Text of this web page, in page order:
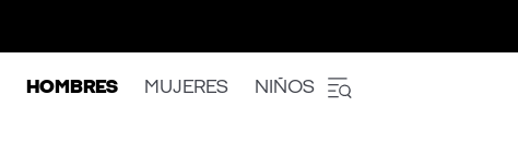
HOMBRES MUJERES NIÑOS